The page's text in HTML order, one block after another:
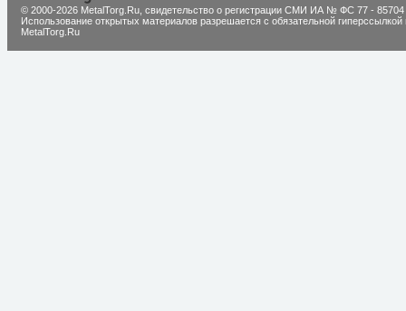
© 2000-2026 MetalTorg.Ru, cвидетельство о регистрации СМИ ИА № ФС 77 - 85704
Использование открытых материалов разрешается с обязательной гиперссылкой
MetalTorg.Ru